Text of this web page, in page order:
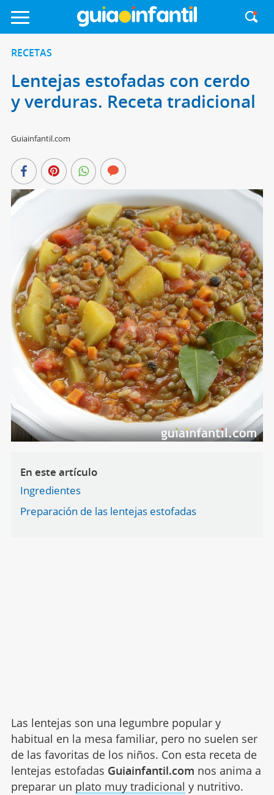
RECETAS
Lentejas estofadas con cerdo
y verduras. Receta tradicional
Guiainfantil.com
En este artículo
Ingredientes
Preparación de las lentejas estofadas
Las lentejas son una legumbre popular y
habitual en la mesa familiar, pero no suelen ser
de las favoritas de los niños. Con esta receta de
lentejas estofadas Guiainfantil.com nos anima a
preparar un plato muy tradicional y nutritivo.